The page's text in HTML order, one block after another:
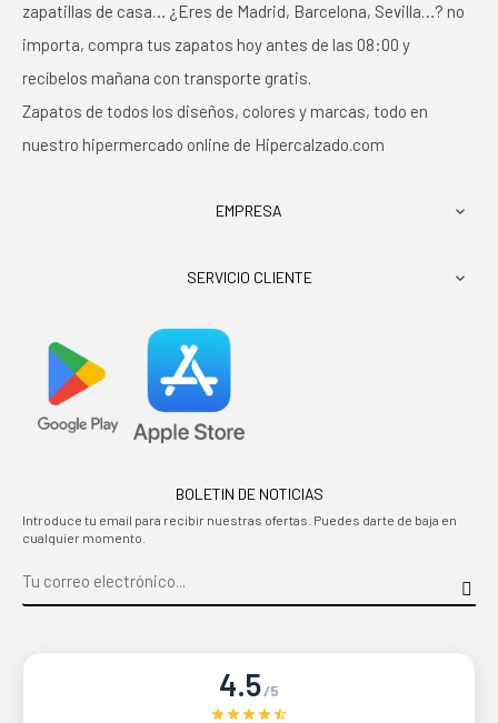
zapatillas de casa… ¿Eres de Madrid, Barcelona, Sevilla…? no
importa, compra tus zapatos hoy antes de las 08:00 y
recíbelos mañana con transporte gratis.
Zapatos de todos los diseños, colores y marcas, todo en
nuestro hipermercado online de Hipercalzado.com
EMPRESA 
SERVICIO CLIENTE 
BOLETIN DE NOTICIAS
Introduce tu email para recibir nuestras ofertas. Puedes darte de baja en
cualquier momento.
4.5/5